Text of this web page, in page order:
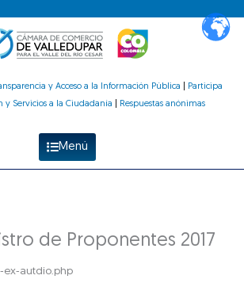
y Acceso a la Información Pública
Participa
y Servicios a la Ciudadanía
Respuestas anónimas
Menú
de Proponentes 2017
ex-autdio.php